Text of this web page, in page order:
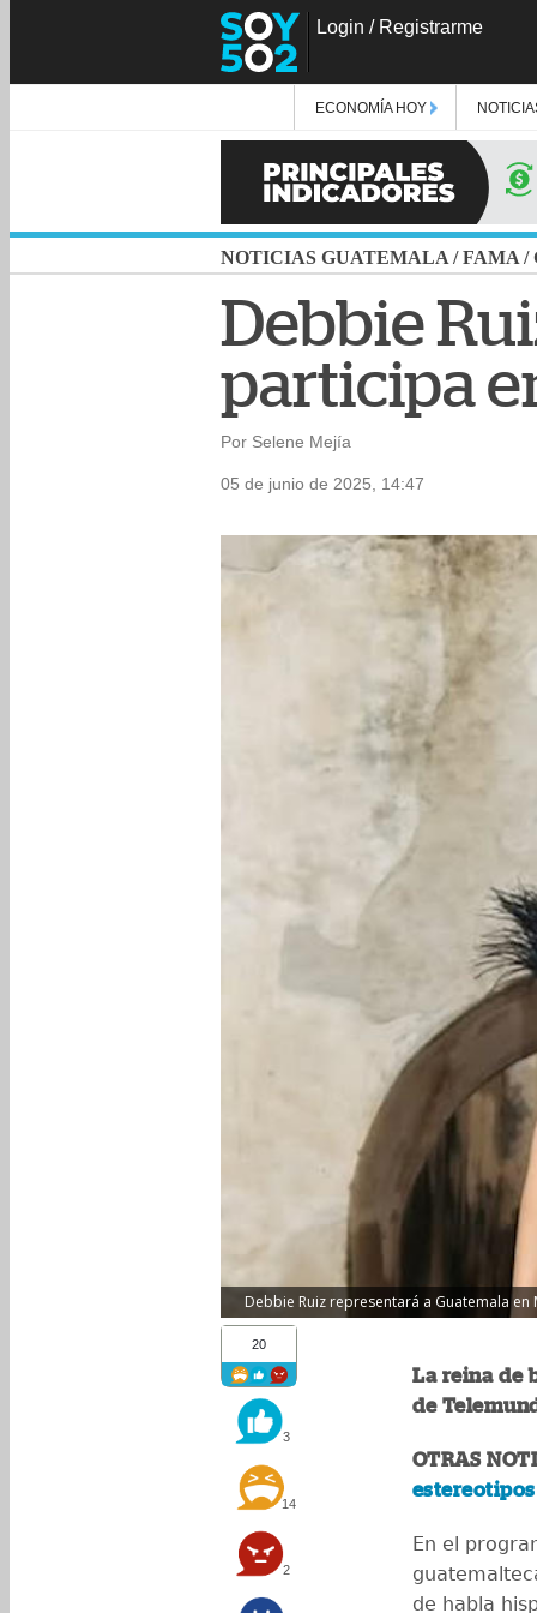
Login / Registrarme
ECONOMÍA HOY
NOTICIAS GUATEMALA /FAMA /
Debbie
participa
Por Selene Mejía
05 de junio de 2025, 14:47
Debbie Ruiz representará a Guatemala
20
3
14
2
La reina de
de
OTRAS
En el
de habla